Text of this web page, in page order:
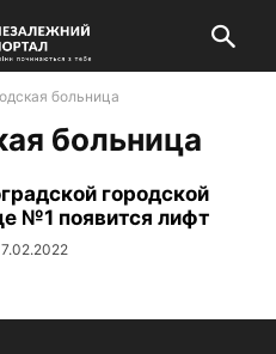
больница
больница
городской
№1 появится лифт